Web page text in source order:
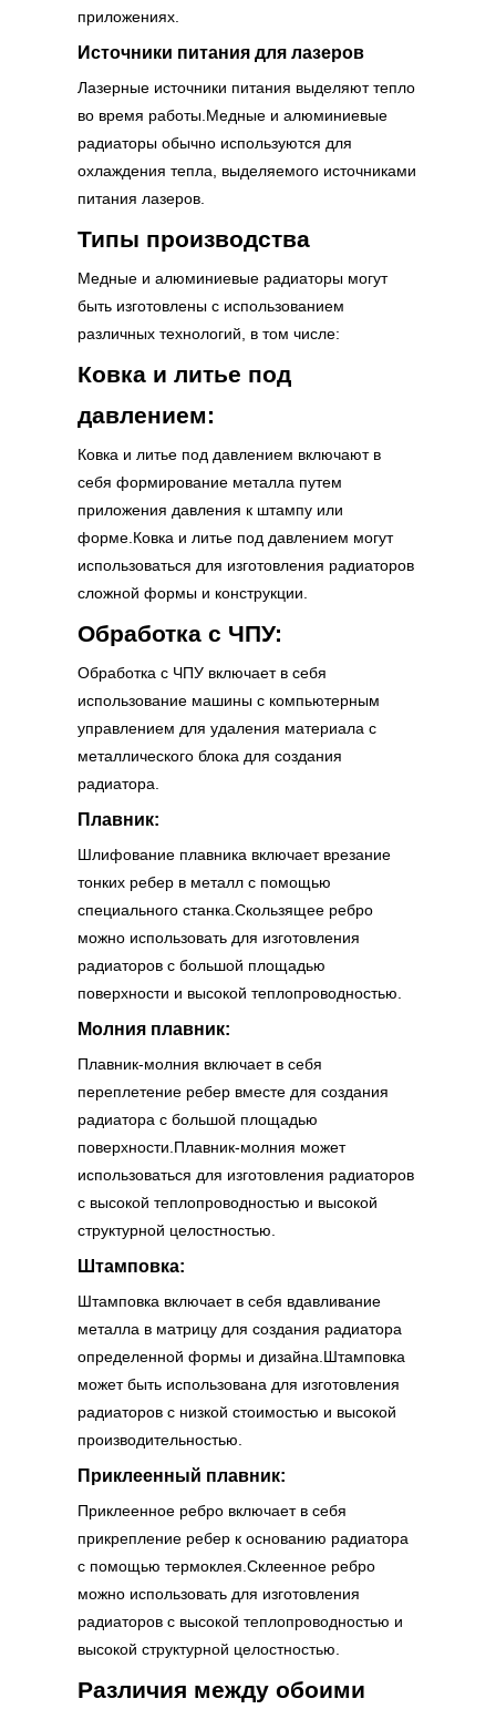
приложениях.
Источники питания для лазеров
Лазерные источники питания выделяют тепло
во время работы.Медные и алюминиевые
радиаторы обычно используются для
охлаждения тепла, выделяемого источниками
питания лазеров.
Типы производства
Медные и алюминиевые радиаторы могут
быть изготовлены с использованием
различных технологий, в том числе:
Ковка и литье под
давлением:
Ковка и литье под давлением включают в
себя формирование металла путем
приложения давления к штампу или
форме.Ковка и литье под давлением могут
использоваться для изготовления радиаторов
сложной формы и конструкции.
Обработка с ЧПУ:
Обработка с ЧПУ включает в себя
использование машины с компьютерным
управлением для удаления материала с
металлического блока для создания
радиатора.
Плавник:
Шлифование плавника включает врезание
тонких ребер в металл с помощью
специального станка.Скользящее ребро
можно использовать для изготовления
радиаторов с большой площадью
поверхности и высокой теплопроводностью.
Молния плавник:
Плавник-молния включает в себя
переплетение ребер вместе для создания
радиатора с большой площадью
поверхности.Плавник-молния может
использоваться для изготовления радиаторов
с высокой теплопроводностью и высокой
структурной целостностью.
Штамповка:
Штамповка включает в себя вдавливание
металла в матрицу для создания радиатора
определенной формы и дизайна.Штамповка
может быть использована для изготовления
радиаторов с низкой стоимостью и высокой
производительностью.
Приклеенный плавник:
Приклеенное ребро включает в себя
прикрепление ребер к основанию радиатора
с помощью термоклея.Склеенное ребро
можно использовать для изготовления
радиаторов с высокой теплопроводностью и
высокой структурной целостностью.
Различия между обоими